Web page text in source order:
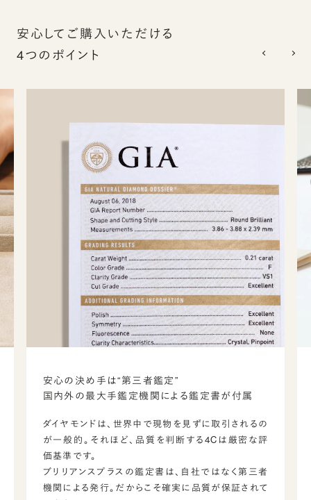
安心してご購入いただける
4つのポイント
安心の決め手は“第三者鑑定”
国内外の最大手鑑定機関による鑑定書が付属
ダイヤモンドは、世界中で現物を見ずに取引されるの
が一般的。それほど、品質を判断する4Cは厳密な評
価基準です。
ブリリアンスプラスの鑑定書は、自社ではなく第三者
機関による発行。だからこそ確実に品質が保証されて